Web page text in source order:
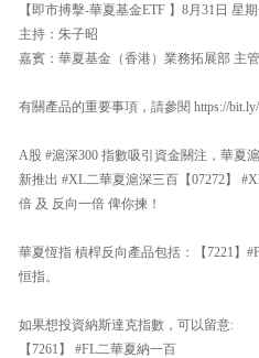
【即市搏擊-華夏基金ETF 】8月31日 星
主持：朱子昭
嘉賓：華夏基金（香港）業務拓展部 主
有關產品的重要事項，請參閱 https://
A股 #滬深300 指數吸引資金關注，華夏
新推出 #XL二華夏滬深三百【07272】
倍 及 反向一倍 俾你揀！
華夏恆指 槓桿反向產品包括：【7221】
恒指。
如果想投資納斯達克指數，可以留意:
【7261】 #FL二華夏納一百